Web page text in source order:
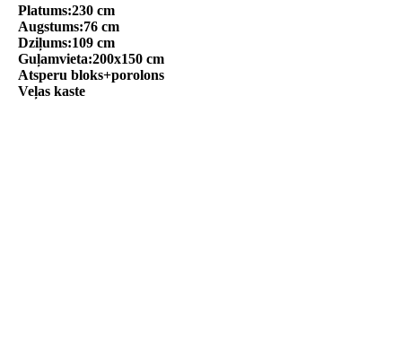
Platums:230 cm
Augstums:76 cm
Dziļums:109 cm
Guļamvieta:200x150 cm
Atsperu bloks+porolons
Veļas kaste